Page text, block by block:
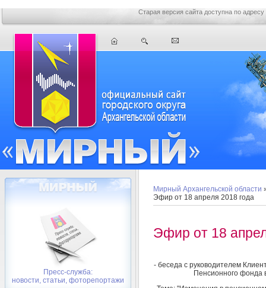
Старая версия сайта доступна по адресу
Пресс-служба:
новости, статьи, фоторепортажи
Мирный Архангельской области
Эфир от 18 апреля 2018 года
Эфир от 18
- беседа с руководителем
Пенсионного фонда